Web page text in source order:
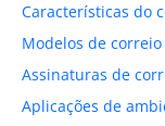
Características do
Modelos de
Assinaturas de
Aplicações de